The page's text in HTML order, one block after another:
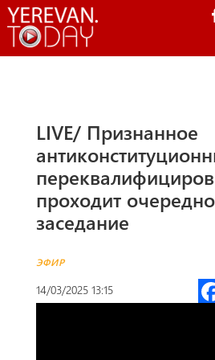
LIVE/ Признанное
проходит
заседание
ЭФИР
14/03/2025 13:15